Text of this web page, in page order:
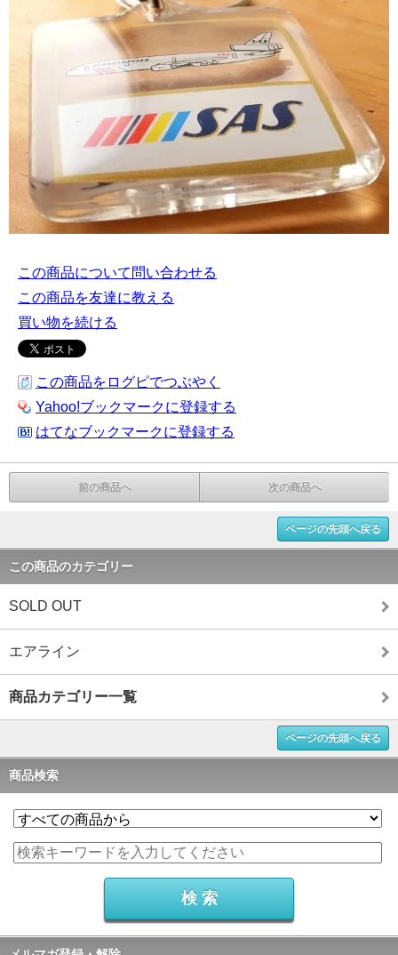
この商品について問い合わせる
この商品を友達に教える
買い物を続ける
この商品をログピでつぶやく
Yahoo!ブックマークに登録する
はてなブックマークに登録する
前の商品へ 次の商品へ
ページの先頭へ戻る
この商品のカテゴリー
SOLD OUT
エアライン
商品カテゴリー一覧
ページの先頭へ戻る
商品検索